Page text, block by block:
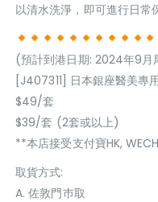
以清水洗淨，即可進行日常
(預計到港日期: 2024年9月
[J407311] 日本銀座醫美專
$49/套
$39/套 (2套或以上)
**本店接受支付寶HK,
取貨方式:
A. 佐敦門巿取